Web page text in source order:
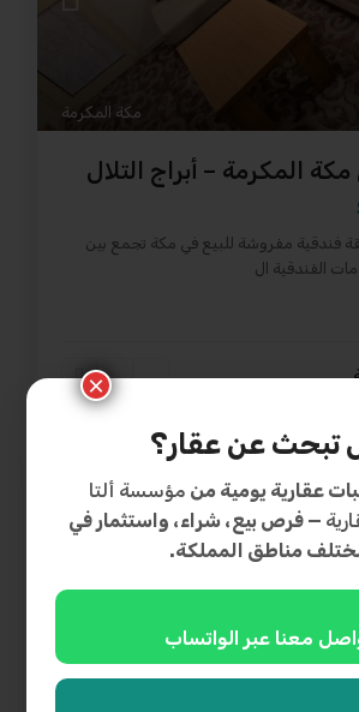
مكة المكرمة
المكرمة – أبراج التلال
فندقية مفروشة للبيع في مكة تجمع بين
الفندقية ال
متاح
تبحث عن عقار؟
عقارية يومية من مؤسسة ألتا
— فرص بيع، شراء، واستثمار في
مناطق المملكة.
معنا عبر الواتساب
×